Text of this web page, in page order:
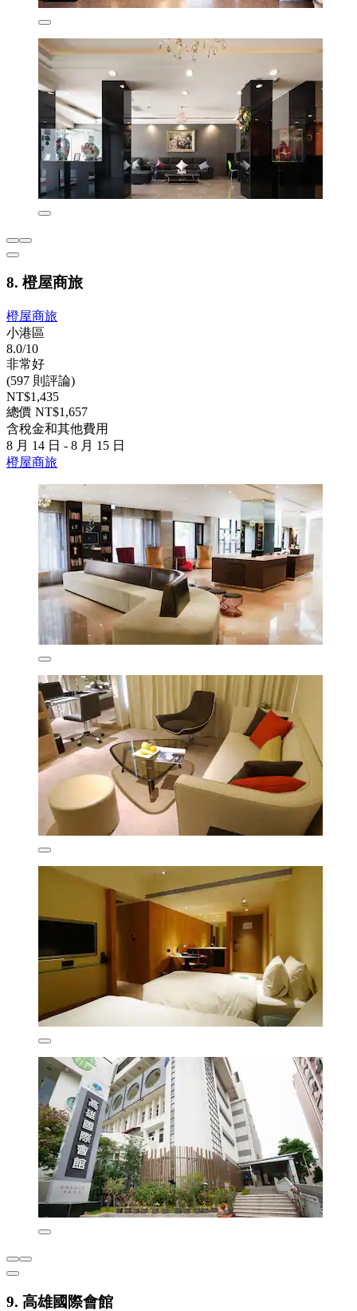
8. 橙屋商旅
橙屋商旅
小港區
8.0/10
非常好
(597 則評論)
NT$1,435
總價 NT$1,657
含稅金和其他費用
8 月 14 日 - 8 月 15 日
橙屋商旅
9. 高雄國際會館